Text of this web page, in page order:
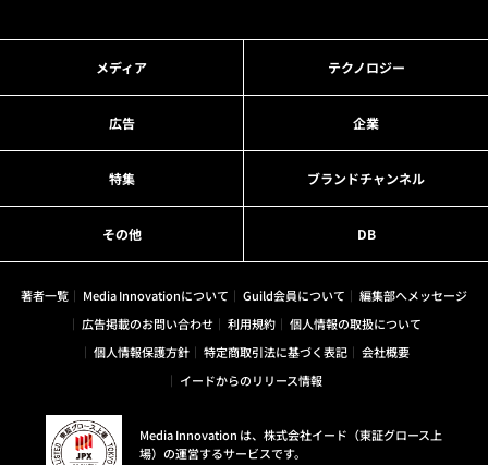
メディア テクノロジー
広告 企業
特集 ブランドチャンネル
その他 DB
著者一覧 Media Innovationについて Guild会員について
編集部へメッセージ
広告掲載のお問い合わせ
利用規約
個人情報の取扱について
個人情報保護方針
特定商取引法に基づく表記
会社概要
イードからのリリース情報
Media Innovation は、株式会社イード（東証グロース上
場）の運営するサービスです。